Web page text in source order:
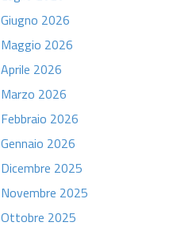
Giugno 2026
Maggio 2026
Aprile 2026
Marzo 2026
Febbraio 2026
Gennaio 2026
Dicembre 2025
Novembre 2025
Ottobre 2025